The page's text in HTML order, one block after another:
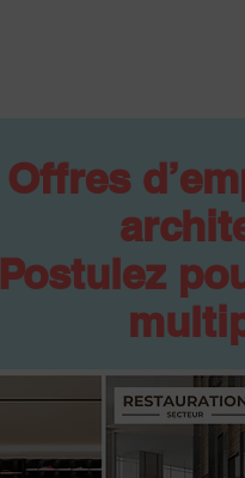
Offres
Postulez